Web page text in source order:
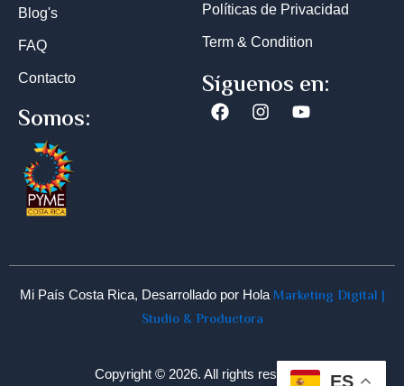
Blog's
FAQ
Contacto
Políticas de Privacidad
Term & Condition
Síguenos en:
FacebookInstagramYoutube
Somos:
Mi País Costa Rica, Desarrollado por Hola Marketing Digital |
Studio & Productora
Copyright © 2026. All rights reserved ES